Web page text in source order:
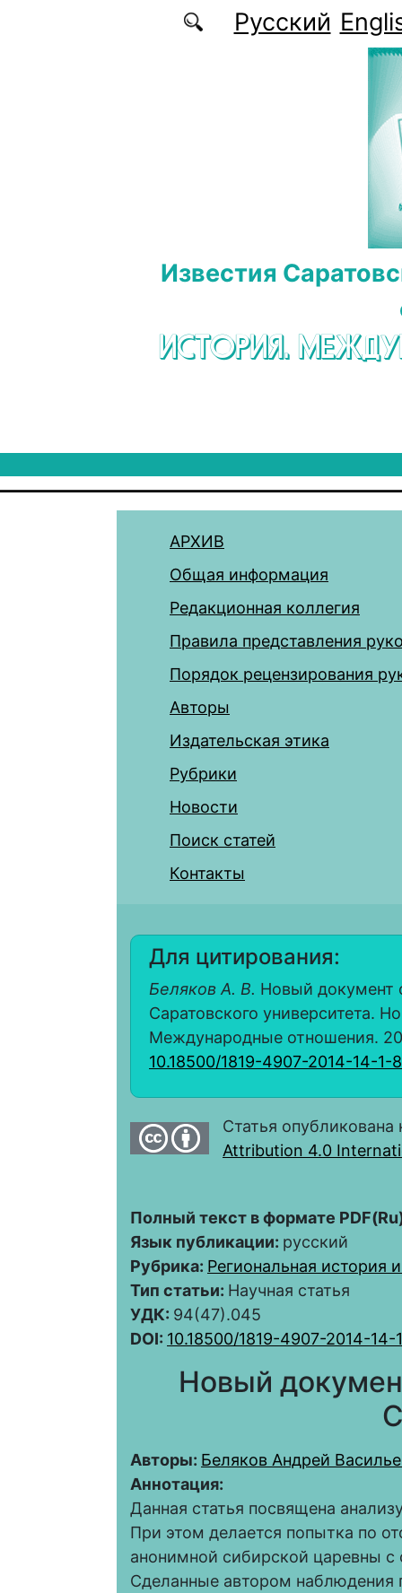
Перейти к основному содержаниюРусский
Известия
ИСТОРИЯ.
АРХИВ
Общая информация
Редакционная коллегия
Правила представления
Порядок рецензирования
Авторы
Издательская этика
Рубрики
Новости
Поиск статей
Контакты
Для цитирования:
Беляков А. В. Новый документ
Саратовского университета.
Международные отношения.
10.18500/1819-4907-2014-14-1-
Статья
Attribution 4.0
Полный текст в формате
Язык публикации: русский
Рубрика: Региональная история
Тип статьи: Научная статья
УДК: 94(47).045
DOI: 10.18500/1819-4907-2014-
Новый
Авторы: Беляков Андрей
Аннотация:
Данная статья посвящена
При этом делается попытка по
анонимной сибирской царевны
Сделанные автором наблюдения